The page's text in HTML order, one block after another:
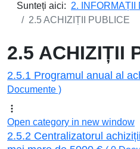
Sunteți aici: 2.
2.5 ACHIZIȚII PUBLICE
2.5 ACHIZIȚII
2.5.1 Programul anual al
Documente )
Open category in new window
2.5.2 Centralizatorul